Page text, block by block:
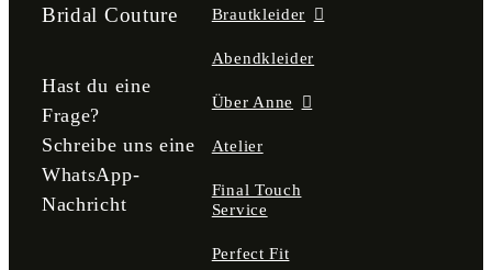
werden
Bridal Couture
Hast du eine
Frage?
Schreibe uns eine
WhatsApp-
Nachricht
Brautkleider
Abendkleider
Über Anne
Atelier
Final Touch
Service
Perfect Fit